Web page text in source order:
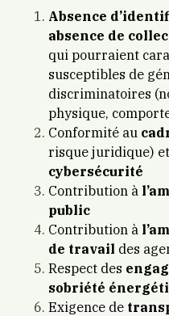
Absence
absence de
qui pourraient
susceptibles de
discriminatoires
physique,
Conformité au
risque juridique)
cybersécurité
Contribution à
public
Contribution à
de travail des
Respect des
sobriété
Exigence de